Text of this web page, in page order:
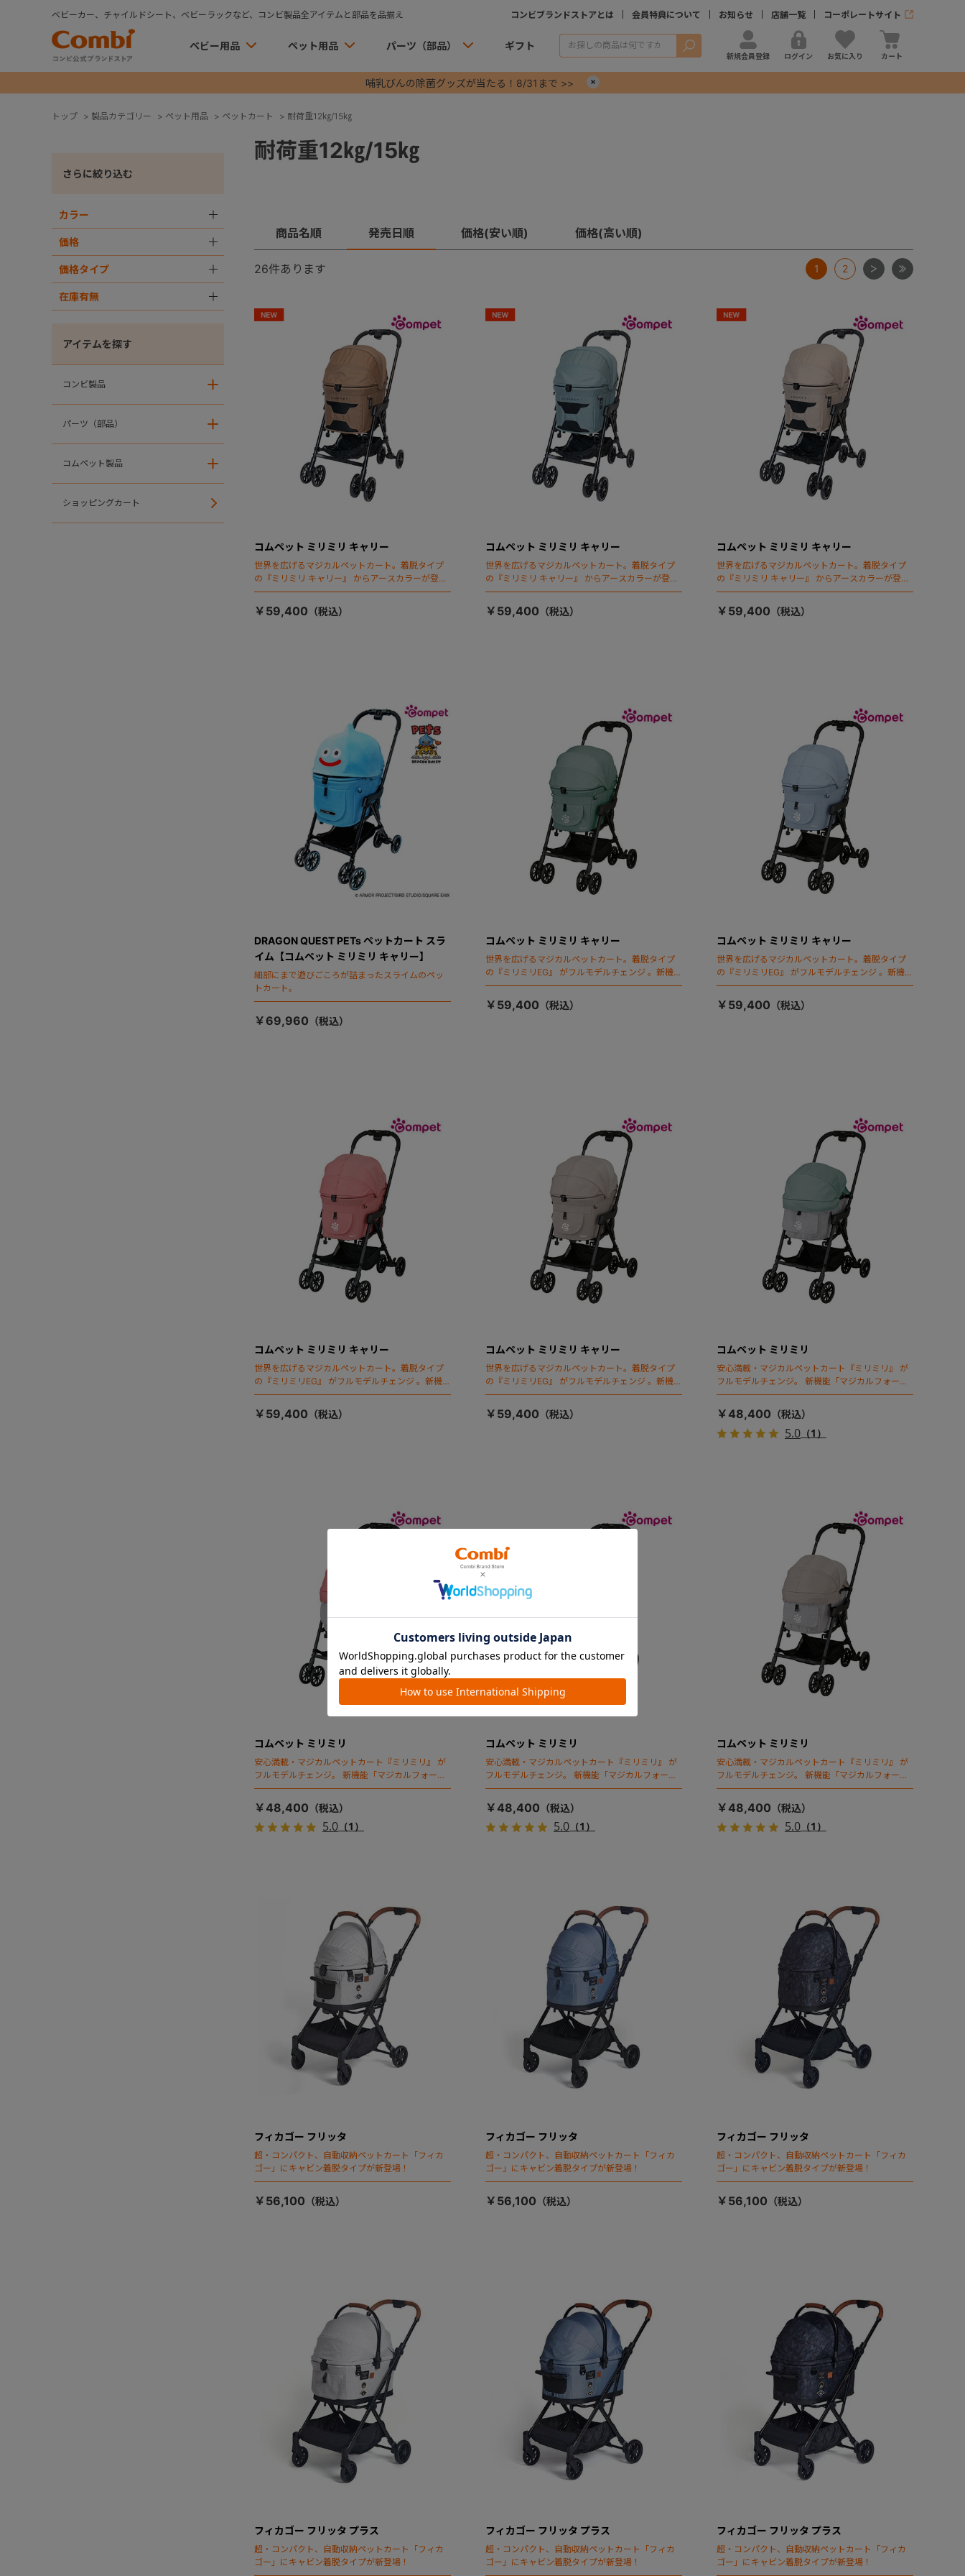
ベビーカー、チャイルドシート、ベビーラックなど、コンビ製品全アイテムと部品を品揃え コンビブランドストアとは 会員特典について お知らせ 店舗一覧 コーポレートサイト
ベビー用品 ペット用品 パーツ（部品） ギフト 検索
新規会員登録 ログイン お気に入り カート
哺乳びんの除菌グッズが当たる！8/31まで >>
トップ > 製品カテゴリー > ペット用品 > ペットカート > 耐荷重12㎏/15㎏
さらに絞り込む
カラー
価格
価格タイプ
在庫有無
アイテムを探す
コンビ製品
パーツ（部品）
コムペット製品
ショッピングカート
耐荷重12㎏/15㎏
商品名順 発売日順 価格(安い順) 価格(高い順)
26件あります 1 2 次 最後
コムペット ミリミリ キャリー
世界を広げるマジカルペットカート。着脱タイプ
の『ミリミリ キャリー』 からアースカラーが登
場！
￥59,400
コムペット ミリミリ キャリー
世界を広げるマジカルペットカート。着脱タイプ
の『ミリミリ キャリー』 からアースカラーが登
場！
￥59,400
コムペット ミリミリ キャリー
世界を広げるマジカルペットカート。着脱タイプ
の『ミリミリ キャリー』 からアースカラーが登
場！
￥59,400
DRAGON QUEST PETs ペットカート スラ
イム【コムペット ミリミリ キャリー】
細部にまで遊びごころが詰まったスライムのペッ
トカート。
￥69,960
コムペット ミリミリ キャリー
世界を広げるマジカルペットカート。着脱タイプ
の『ミリミリEG』 がフルモデルチェンジ 。新機能
「マジカルフォールディング」搭載
￥59,400
コムペット ミリミリ キャリー
世界を広げるマジカルペットカート。着脱タイプ
の『ミリミリEG』 がフルモデルチェンジ 。新機能
「マジカルフォールディング」搭載
￥59,400
コムペット ミリミリ キャリー
世界を広げるマジカルペットカート。着脱タイプ
の『ミリミリEG』 がフルモデルチェンジ 。新機能
「マジカルフォールディング」搭載
￥59,400
コムペット ミリミリ キャリー
世界を広げるマジカルペットカート。着脱タイプ
の『ミリミリEG』 がフルモデルチェンジ 。新機能
「マジカルフォールディング」搭載
￥59,400
コムペット ミリミリ
安心満載・マジカルペットカート『ミリミリ』 が
フルモデルチェンジ。 新機能「マジカルフォール
ディング」搭載
￥48,400
5.0（1）
コムペット ミリミリ
安心満載・マジカルペットカート『ミリミリ』 が
フルモデルチェンジ。 新機能「マジカルフォール
ディング」搭載
￥48,400
5.0 （1）
コムペット ミリミリ
安心満載・マジカルペットカート『ミリミリ』 が
フルモデルチェンジ。 新機能「マジカルフォール
ディング」搭載
￥48,400
5.0（1）
コムペット ミリミリ
安心満載・マジカルペットカート『ミリミリ』 が
フルモデルチェンジ。 新機能「マジカルフォール
ディング」搭載
￥48,400
5.0（1）
フィカゴー フリッタ
超・コンパクト、自動収納ペットカート「フィカ
ゴー」にキャビン着脱タイプが新登場！
￥56,100
フィカゴー フリッタ
超・コンパクト、自動収納ペットカート「フィカ
ゴー」にキャビン着脱タイプが新登場！
￥56,100
フィカゴー フリッタ
超・コンパクト、自動収納ペットカート「フィカ
ゴー」にキャビン着脱タイプが新登場！
￥56,100
フィカゴー フリッタ プラス
超・コンパクト、自動収納ペットカート「フィカ
ゴー」にキャビン着脱タイプが新登場！
フィカゴー フリッタ プラス
超・コンパクト、自動収納ペットカート「フィカ
ゴー」にキャビン着脱タイプが新登場！
フィカゴー フリッタ プラス
超・コンパクト、自動収納ペットカート「フィカ
ゴー」にキャビン着脱タイプが新登場！